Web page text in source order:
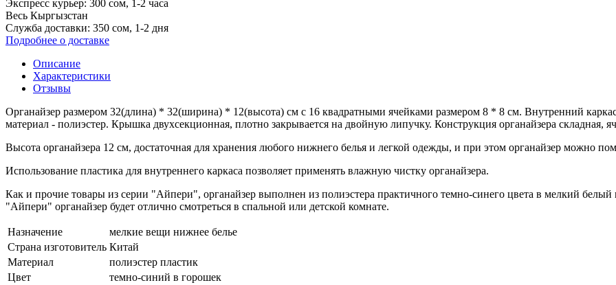
Экспресс курьер: 300 сом, 1-2 часа
Весь Кыргызстан
Служба доставки: 350 сом, 1‑2 дня
Подробнее о доставке
Описание
Характеристики
Отзывы
Органайзер размером 32(длина) * 32(ширина) * 12(высота) см с 16 квадратными ячейками размером 8 * 8 см. Внутренний
материал - полиэстер. Крышка двухсекционная, плотно закрывается на двойную липучку. Конструкция органайзера складная,
Высота органайзера 12 см, достаточная для хранения любого нижнего белья и легкой одежды, и при этом органайзер можно
Использование пластика для внутреннего каркаса позволяет применять влажную чистку органайзера.
Как и прочие товары из серии "Айпери", органайзер выполнен из полиэстера практичного темно-синего цвета в мелкий
"Айпери" органайзер будет отлично смотреться в спальной или детской комнате.
Назначение мелкие вещи нижнее белье
Страна изготовитель Китай
Материал
полиэстер пластик
Цвет
темно-синий в горошек